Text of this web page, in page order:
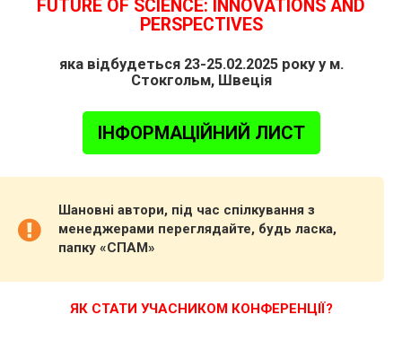
FUTURE OF SCIENCE: INNOVATIONS AND
PERSPECTIVES
яка відбудеться 23-25.02.2025 року у м.
Стокгольм, Швеція
ІНФОРМАЦІЙНИЙ ЛИСТ
Шановні автори, під час спілкування з
менеджерами переглядайте, будь ласка,
папку «СПАМ»
ЯК СТАТИ УЧАСНИКОМ КОНФЕРЕНЦІЇ?